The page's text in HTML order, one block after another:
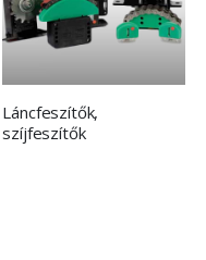
Láncfeszítők,
szíjfeszítők